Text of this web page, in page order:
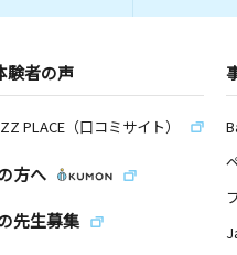
験者の声
PLACE（口コミサイト）
方へ
先生募集